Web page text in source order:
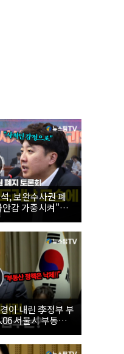
, 보완수사권 폐
감 가중시켜"｜
권 폐지 토론회
이 내린 李정부 부
서울시 부동산